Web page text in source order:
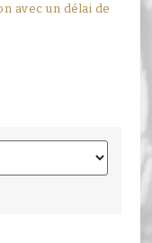
avec un délai de